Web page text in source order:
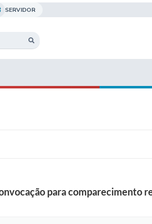
SERVIDOR
para comparecimento